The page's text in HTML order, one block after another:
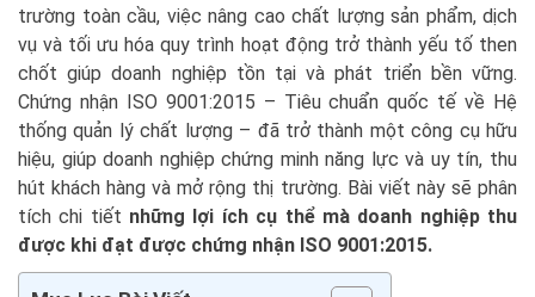
trường toàn cầu, việc nâng cao chất lượng sản phẩm, dịch
vụ và tối ưu hóa quy trình hoạt động trở thành yếu tố then
chốt giúp doanh nghiệp tồn tại và phát triển bền vững.
Chứng nhận ISO 9001:2015 – Tiêu chuẩn quốc tế về Hệ
thống quản lý chất lượng – đã trở thành một công cụ hữu
hiệu, giúp doanh nghiệp chứng minh năng lực và uy tín, thu
hút khách hàng và mở rộng thị trường. Bài viết này sẽ phân
tích chi tiết những lợi ích cụ thể mà doanh nghiệp thu
được khi đạt được chứng nhận ISO 9001:2015.